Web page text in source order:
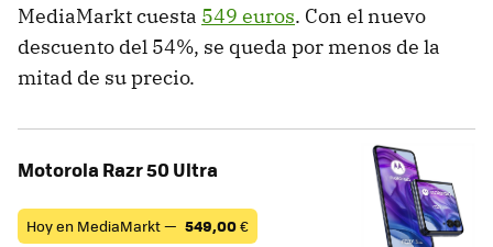
MediaMarkt cuesta 549 euros. Con el nuevo
descuento del 54%, se queda por menos de la
mitad de su precio.
Motorola Razr 50 Ultra
Hoy en MediaMarkt — 549,00€